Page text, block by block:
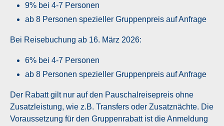
9% bei 4-7 Personen
ab 8 Personen spezieller Gruppenpreis auf Anfrage
Bei Reisebuchung ab 16. März 2026:
6% bei 4-7 Personen
ab 8 Personen spezieller Gruppenpreis auf Anfrage
Der Rabatt gilt nur auf den Pauschalreisepreis ohne
Zusatzleistung, wie z.B. Transfers oder Zusatznächte. Die
Voraussetzung für den Gruppenrabatt ist die Anmeldung